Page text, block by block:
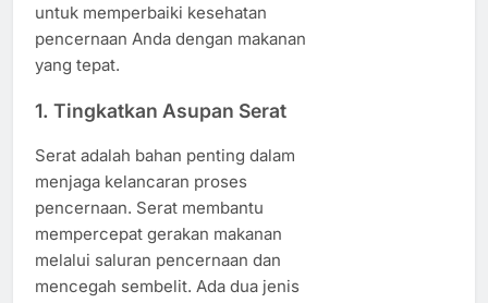
untuk memperbaiki kesehatan
pencernaan Anda dengan makanan
yang tepat.
1. Tingkatkan Asupan Serat
Serat adalah bahan penting dalam
menjaga kelancaran proses
pencernaan. Serat membantu
mempercepat gerakan makanan
melalui saluran pencernaan dan
mencegah sembelit. Ada dua jenis